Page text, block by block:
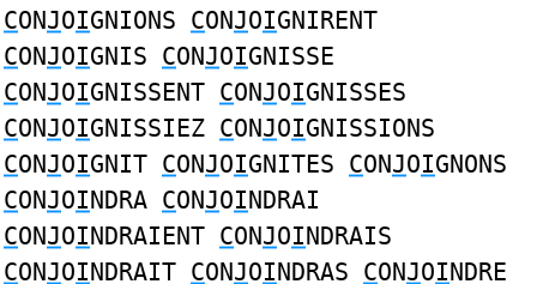
CONJOIGNIONS CONJOIGNIRENT
CONJOIGNIS CONJOIGNISSE
CONJOIGNISSENT CONJOIGNISSES
CONJOIGNISSIEZ CONJOIGNISSIONS
CONJOIGNIT CONJOIGNITES CONJOIGNONS
CONJOINDRA CONJOINDRAI
CONJOINDRAIENT CONJOINDRAIS
CONJOINDRAIT CONJOINDRAS CONJOINDRE